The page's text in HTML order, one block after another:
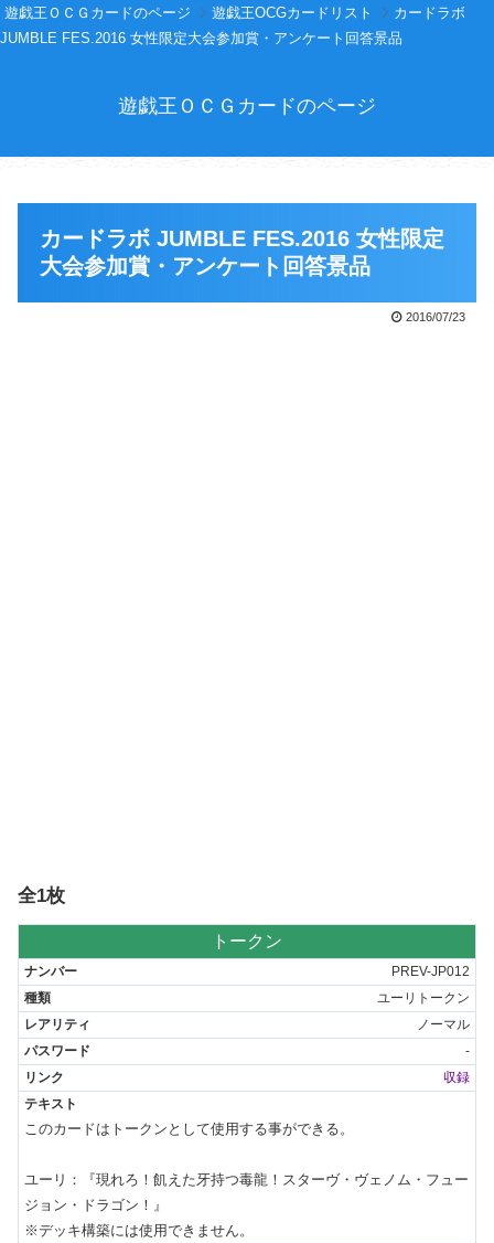
遊戯王ＯＣＧカードのページ 遊戯王OCGカードリスト
カードラボ
JUMBLE FES.2016 女性限定大会参加賞・アンケート回答景品
遊戯王ＯＣＧカードのページ
カードラボ JUMBLE FES.2016 女性限定
大会参加賞・アンケート回答景品
2016/07/23
全1枚
トークン
PREV-JP012
ユーリトークン
ノーマル
-
収録
このカードはトークンとして使用する事ができる。
ユーリ：『現れろ！飢えた牙持つ毒龍！スターヴ・ヴェノム・フュー
ジョン・ドラゴン！』
※デッキ構築には使用できません。